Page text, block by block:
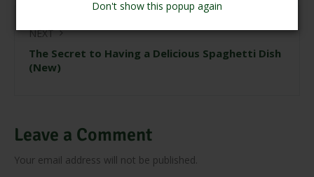
Don't show this popup again
NEXT
The Secret to Having a Delicious Spaghetti Dish
(New)
Leave a Comment
Your email address will not be published.